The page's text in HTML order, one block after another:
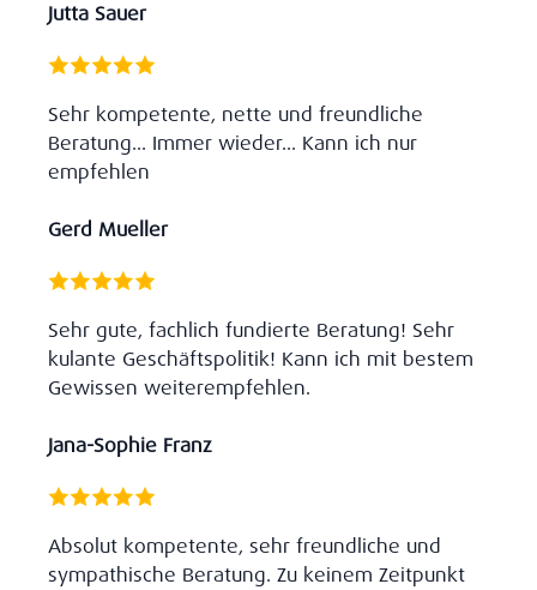
Jutta Sauer
Sehr kompetente, nette und freundliche
Beratung... Immer wieder... Kann ich nur
empfehlen
Gerd Mueller
Sehr gute, fachlich fundierte Beratung! Sehr
kulante Geschäftspolitik! Kann ich mit bestem
Gewissen weiterempfehlen.
Jana-Sophie Franz
Absolut kompetente, sehr freundliche und
sympathische Beratung. Zu keinem Zeitpunkt